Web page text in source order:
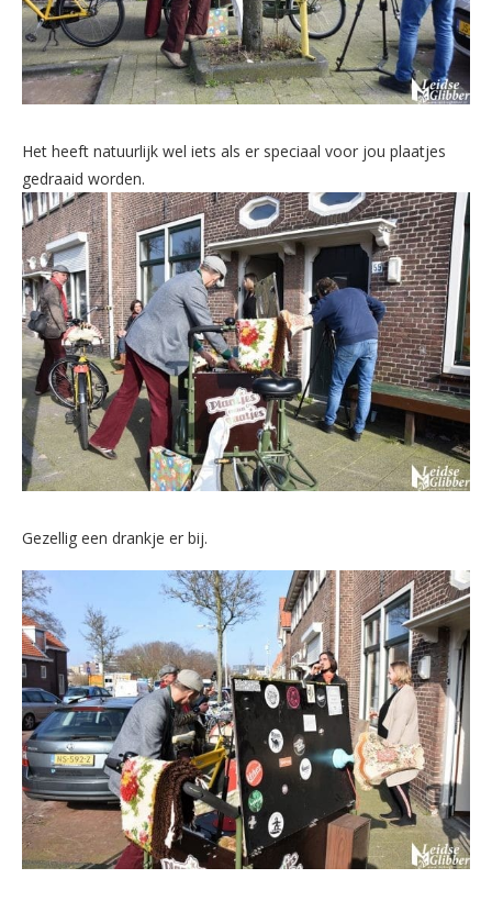
Het heeft natuurlijk wel iets als er speciaal voor jou plaatjes
gedraaid worden.
Gezellig een drankje er bij.